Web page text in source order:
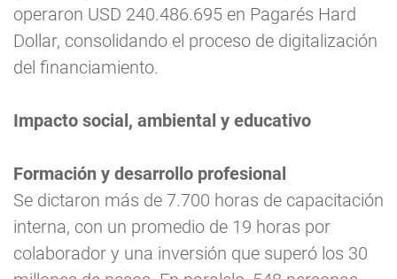
operaron USD 240.486.695 en Pagarés Hard
Dollar, consolidando el proceso de digitalización
del financiamiento.
Impacto social, ambiental y educativo
Formación y desarrollo profesional
Se dictaron más de 7.700 horas de capacitación
interna, con un promedio de 19 horas por
colaborador y una inversión que superó los 30